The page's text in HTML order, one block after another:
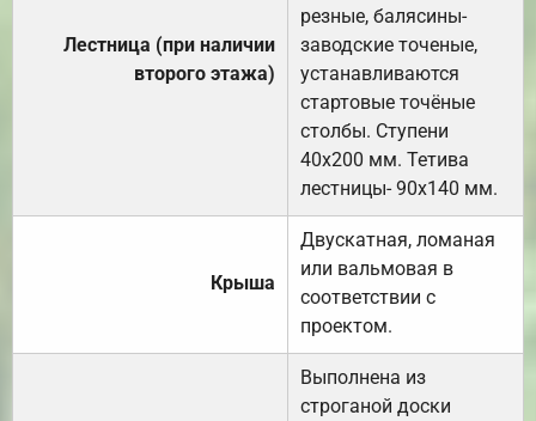
Лестница (при наличии
второго этажа)
резные, балясины-
заводские точеные,
устанавливаются
стартовые точёные
столбы. Ступени
40х200 мм. Тетива
лестницы- 90х140 мм.
Крыша
Двускатная, ломаная
или вальмовая в
соответствии с
проектом.
Выполнена из
строганой доски